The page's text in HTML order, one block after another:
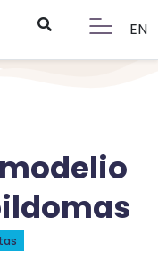
EN